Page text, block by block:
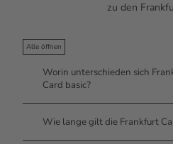
zu den
Alle öffnen
Worin unterschieden sich
Card basic?
Wie lange gilt die Frankfurt